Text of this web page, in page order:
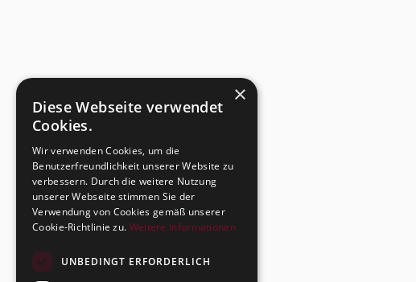
×
Diese Webseite verwendet
Cookies.
Wir verwenden Cookies, um die
Benutzerfreundlichkeit unserer Website zu
verbessern. Durch die weitere Nutzung
unserer Webseite stimmen Sie der
Verwendung von Cookies gemäß unserer
Cookie-Richtlinie zu. Weitere Informationen
UNBEDINGT ERFORDERLICH